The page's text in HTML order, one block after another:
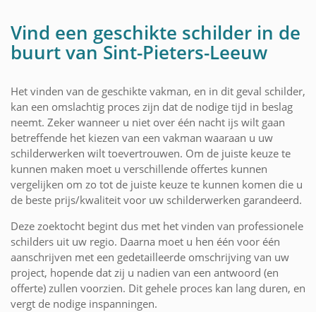
Vind een geschikte schilder in de
buurt van Sint-Pieters-Leeuw
Het vinden van de geschikte vakman, en in dit geval schilder,
kan een omslachtig proces zijn dat de nodige tijd in beslag
neemt. Zeker wanneer u niet over één nacht ijs wilt gaan
betreffende het kiezen van een vakman waaraan u uw
schilderwerken wilt toevertrouwen. Om de juiste keuze te
kunnen maken moet u verschillende offertes kunnen
vergelijken om zo tot de juiste keuze te kunnen komen die u
de beste prijs/kwaliteit voor uw schilderwerken garandeerd.
Deze zoektocht begint dus met het vinden van professionele
schilders uit uw regio. Daarna moet u hen één voor één
aanschrijven met een gedetailleerde omschrijving van uw
project, hopende dat zij u nadien van een antwoord (en
offerte) zullen voorzien. Dit gehele proces kan lang duren, en
vergt de nodige inspanningen.